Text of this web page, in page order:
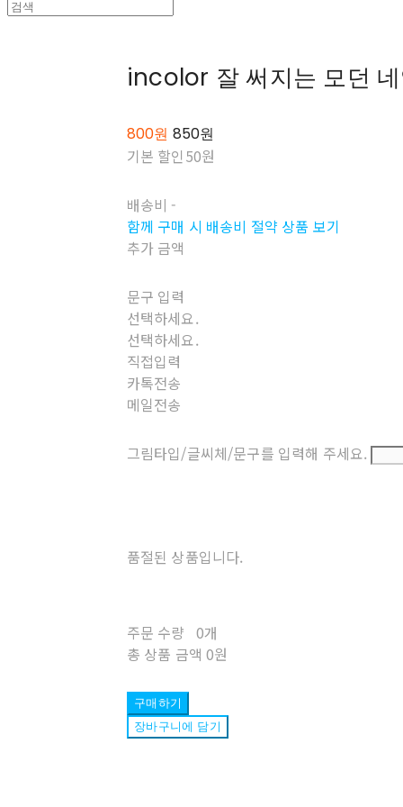
incolor 잘 써지는 모던
800원 850원
기본 할인 50원
배송비 -
함께 구매 시 배송비 절약 상품 보기
추가 금액
문구 입력
선택하세요.
선택하세요.
직접입력
카톡전송
메일전송
그림타입/글씨체/문구를 입력해 주세요.
품절된 상품입니다.
주문 수량 0개
총 상품 금액 0원
구매하기
장바구니에 담기